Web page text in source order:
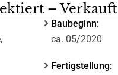
– Verkauft
Baubeginn:
ca. 05/2020
Fertigstellung: